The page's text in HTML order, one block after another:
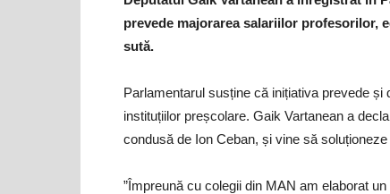
prevede majorarea salariilor profesorilor,
sută.
Parlamentarul susține că inițiativa prevede și
instituțiilor preșcolare. Gaik Vartanean a
condusă de Ion Ceban, și vine să
”Împreună cu colegii din MAN am elaborat